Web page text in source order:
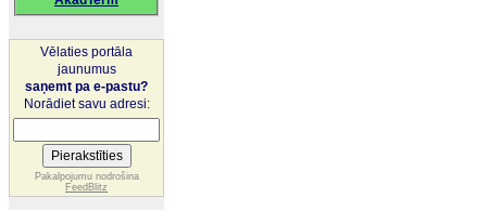
Vēlaties portāla
jaunumus
saņemt pa e-pastu?
Norādiet savu adresi:
Pakalpojumu nodrošina
FeedBlitz